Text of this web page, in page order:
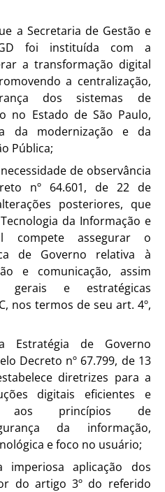
a Secretaria de Gestão e
foi instituída com a
a transformação digital
a centralização,
dos sistemas de
no Estado de São Paulo,
da modernização e da
Pública;
necessidade de observância
nº 64.601, de 22 de
posteriores, que
da Informação e
compete assegurar o
de Governo relativa à
e comunicação, assim
gerais e estratégicas
nos termos de seu art. 4º,
a Estratégia de Governo
Decreto nº 67.799, de 13
diretrizes para a
digitais eficientes e
aos princípios de
da informação,
e foco no usuário;
a imperiosa aplicação dos
do artigo 3º do referido